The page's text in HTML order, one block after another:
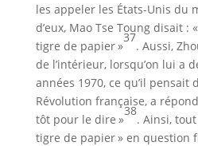
les appeler les États-Unis du
d’eux, Mao Tse Toung disait :
tigre de papier »
37
. Aussi,
de l’intérieur, lorsqu’on lui a
années 1970, ce qu’il pensait
Révolution française, a
tôt pour le dire »
38
. Ainsi,
tigre de papier » en question